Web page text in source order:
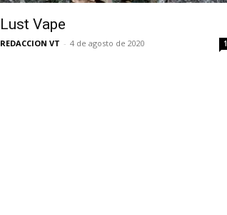
Lust Vape
REDACCION VT - 4 de agosto de 2020 1